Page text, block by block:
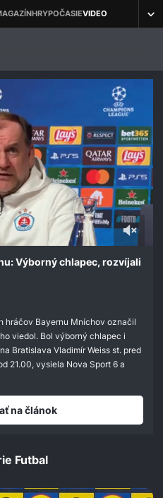
Výborný chlapec, rozvíjali
hráčov Bayernu Mníchov označil
viedol. Bol výborný chlapec i
Bratislava Vladimír Weiss st. pred
21.00, vysiela Nova Sport 6 a
na článok
Futbal